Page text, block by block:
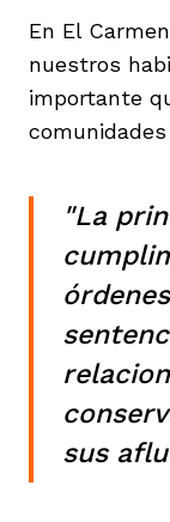
En El
nuestros
importante
"La
sus